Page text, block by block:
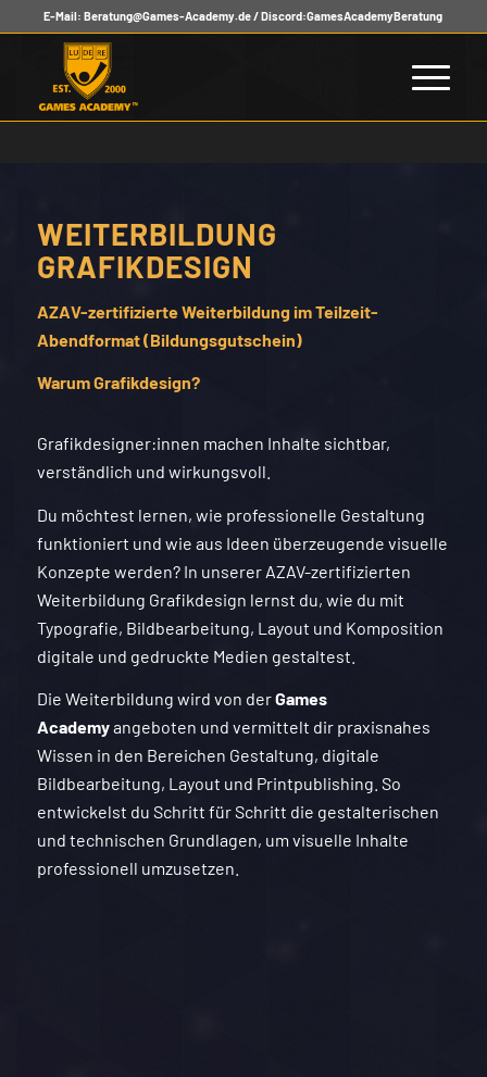
E-Mail:Beratung@Games-Academy.de/ Discord:GamesAcademyBeratung
WEITERBILDUNG
GRAFIKDESIGN
AZAV-zertifizierte Weiterbildung im Teilzeit-
Abendformat (Bildungsgutschein)
Warum Grafikdesign?
Grafikdesigner:innen machen Inhalte sichtbar,
verständlich und wirkungsvoll.
Du möchtest lernen, wie professionelle Gestaltung
funktioniert und wie aus Ideen überzeugende visuelle
Konzepte werden? In unserer AZAV-zertifizierten
Weiterbildung Grafikdesign lernst du, wie du mit
Typografie, Bildbearbeitung, Layout und Komposition
digitale und gedruckte Medien gestaltest.
Die Weiterbildung wird von derGames
Academyangeboten und vermittelt dir praxisnahes
Wissen in den Bereichen Gestaltung, digitale
Bildbearbeitung, Layout und Printpublishing. So
entwickelst du Schritt für Schritt die gestalterischen
und technischen Grundlagen, um visuelle Inhalte
professionell umzusetzen.